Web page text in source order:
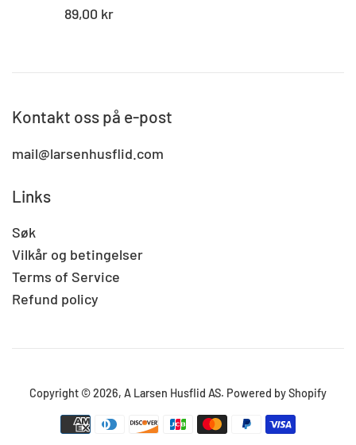
Standard
89,00 kr
Kontakt oss på e-post
mail@larsenhusflid.com
Links
Søk
Vilkår og betingelser
Terms of Service
Refund policy
Copyright © 2026, A Larsen Husflid AS. Powered by Shopify
Betalingsikoner